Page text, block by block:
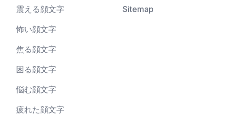
震える顔文字
怖い顔文字
焦る顔文字
困る顔文字
悩む顔文字
疲れた顔文字
Sitemap